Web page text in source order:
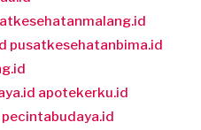
pusatkesehatanbima.id
apotekerku.id
pecintabudaya.id